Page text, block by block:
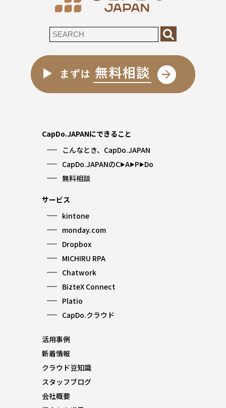
CapDo.JAPANにできること
こんなとき、CapDo.JAPAN
CapDo.JAPANのC▶︎A▶︎P▶︎Do
無料相談
サービス
kintone
monday.com
Dropbox
MICHIRU RPA
Chatwork
BizteX Connect
Platio
CapDo.クラウド
活用事例
新着情報
クラウド豆知識
スタッフブログ
会社概要